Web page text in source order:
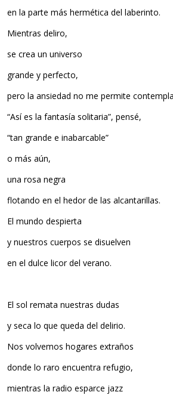
en la parte más hermética del laberinto.
Mientras deliro,
se crea un universo
grande y perfecto,
pero la ansiedad no me permite
“Así es la fantasía solitaria”, pensé,
“tan grande e inabarcable”
o más aún,
una rosa negra
flotando en el hedor de las alcantarillas.
El mundo despierta
y nuestros cuerpos se disuelven
en el dulce licor del verano.
El sol remata nuestras dudas
y seca lo que queda del delirio.
Nos volvemos hogares extraños
donde lo raro encuentra refugio,
mientras la radio esparce jazz